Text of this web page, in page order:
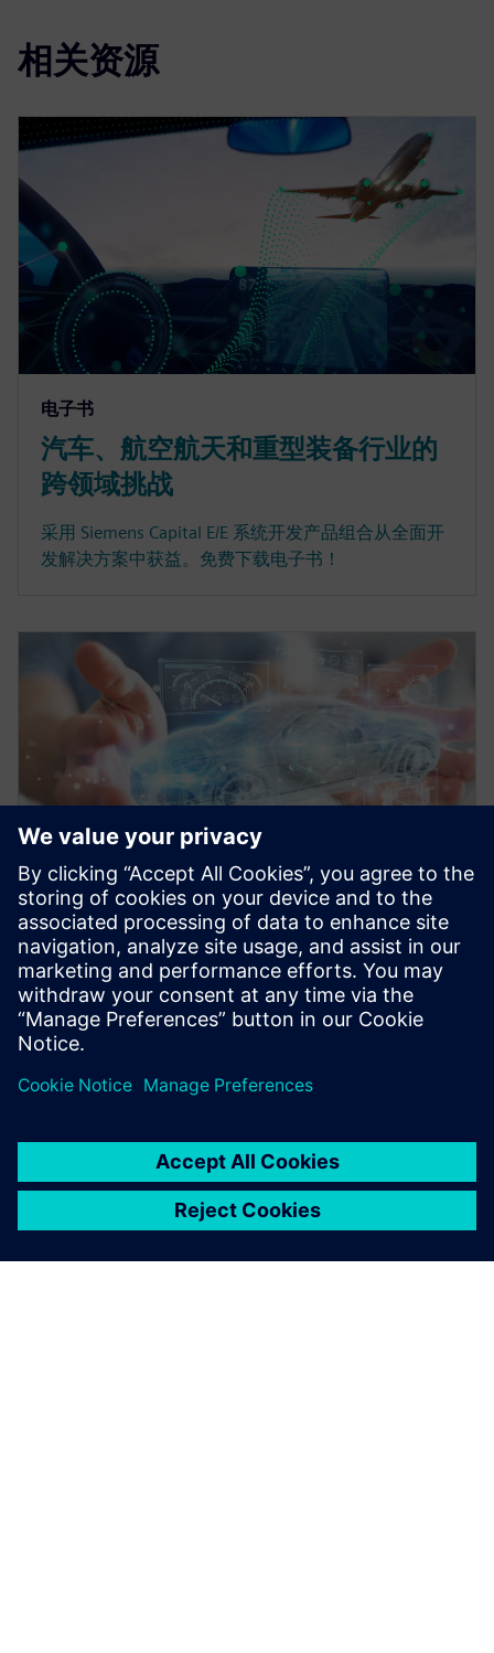
相关资源
电子书
汽车、航空航天和重型装备行业的
跨领域挑战
采用 Siemens Capital E/E 系统开发产品组合从全面开
发解决方案中获益。免费下载电子书！
白皮书
针对 EV 电气系统采用创成式设计
了解创成式设计将如何成为新老汽车公司开发全电动
车辆平台的未来依托。